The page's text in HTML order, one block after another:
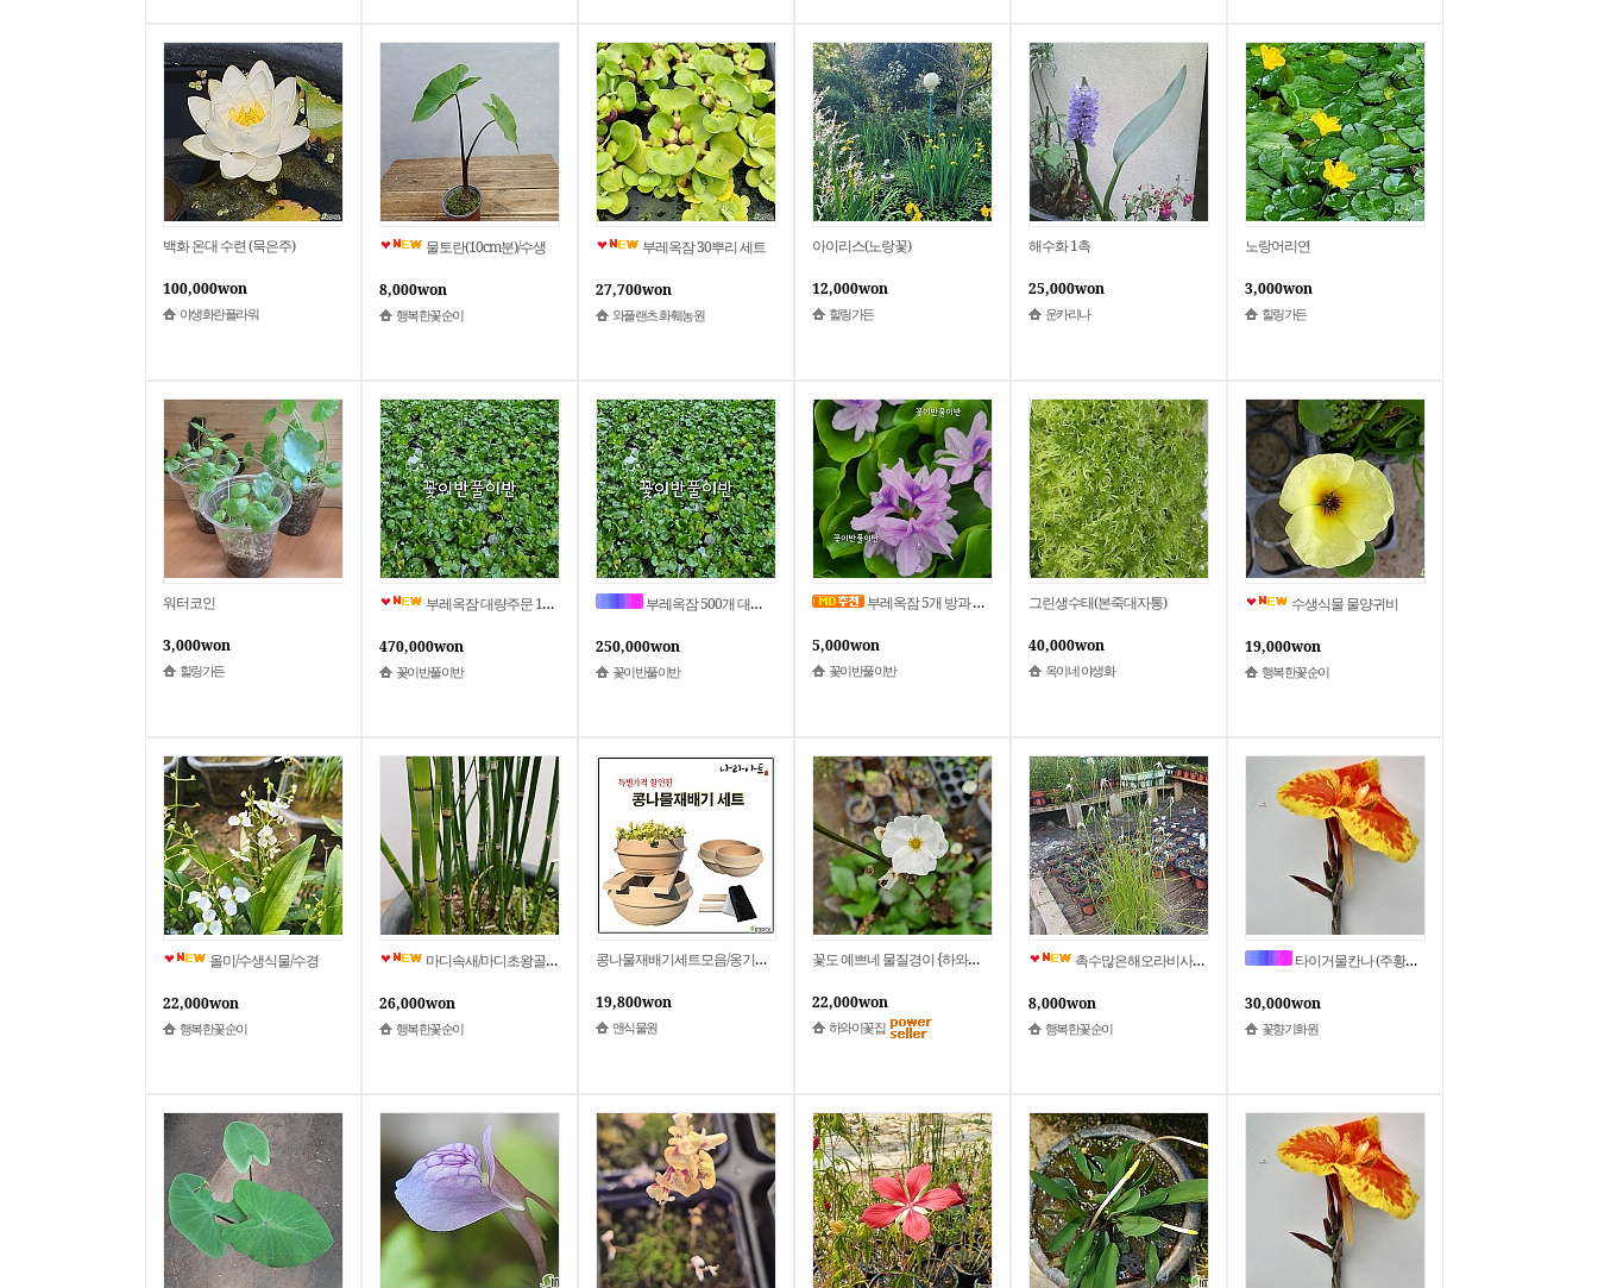
백화 온대 수련 (묵은주)
100,000won
야생화란플라워
물토란(10cm분)/수생
8,000won
행복한꽃순이
부레옥잠 30뿌리 세트
27,700won
와플랜츠 화훼농원
아이리스(노랑꽃)
12,000won
힐링가든
해수화 1촉
25,000won
운카리나
노랑어리연
3,000won
힐링가든
워터코인
3,000won
힐링가든
부레옥잠 대량주문 1000개 골프장 납품, 교구사 납품, 학교연못 조경용 대량주문 환영
470,000won
꽃이반풀이반
부레옥잠 500개 대량 주문 환영! 학교, 골프장 조경 납품 환영!!
250,000won
꽃이반풀이반
부레옥잠 5개 방과 후 수업. 물생활 구피랑 함께
5,000won
꽃이반풀이반
그린생수태(본죽대자통)
40,000won
옥이네 야생화
수생식물 물양귀비
19,000won
행복한꽃순이
올미/수생식물/수경
22,000won
행복한꽃순이
마디속새/마디초왕골 수생
26,000won
행복한꽃순이
콩나물재배기세트모음/옹기재배기/옹기시루/옹기화분/옹기수반/콩나물/나라아트
19,800won
앤식물원
꽃도 예쁘네 물질경이 {하와이꽃집} 수생식물
22,000won
하와이꽃집
촉수많은해오라비사초할인
8,000won
행복한꽃순이
타이거물칸나 (주황색꽃)
30,000won
꽃향기화원